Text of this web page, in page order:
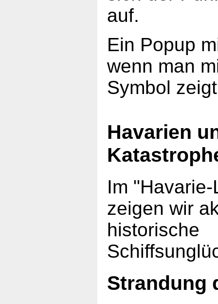
auf.
Ein Popup
wenn man
Symbol
Havarien
Im
zeigen wir
historische
Strandung